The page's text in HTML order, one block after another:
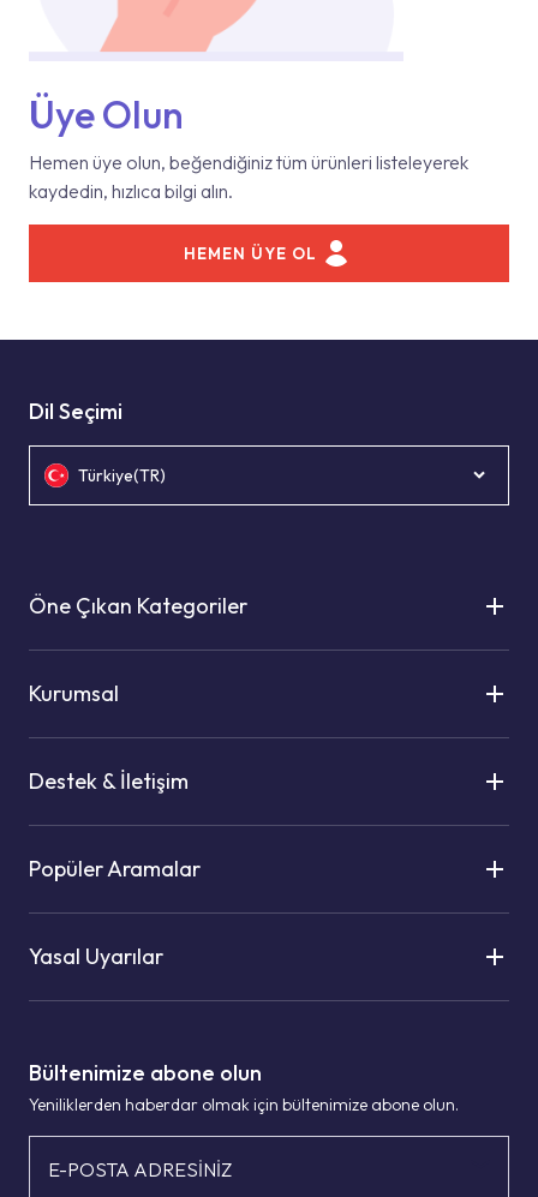
Üye Olun
Hemen üye olun, beğendiğiniz tüm ürünleri listeleyerek
kaydedin, hızlıca bilgi alın.
HEMEN ÜYE OL
Bültenimize abone olun
Yeniliklerden haberdar olmak için bültenimize abone olun.
E-POSTA ADRESİNİZ
Dil Seçimi
Türkiye(TR)
Öne Çıkan Kategoriler
Kurumsal
Destek & İletişim
Popüler Aramalar
Yasal Uyarılar